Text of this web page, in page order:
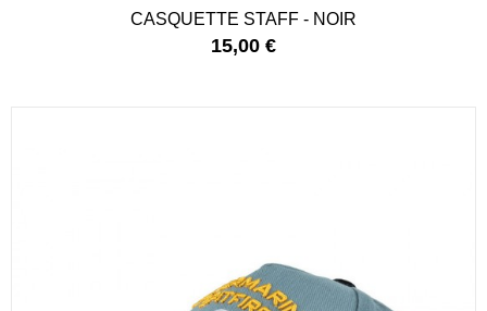
CASQUETTE STAFF - NOIR
15,00 €